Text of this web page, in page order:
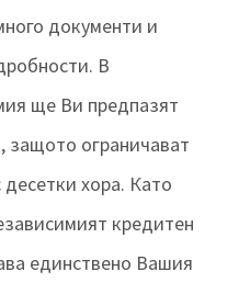
документи и
В
ще Ви предпазят
защото ограничават
хора. Като
кредитен
единствено Вашия